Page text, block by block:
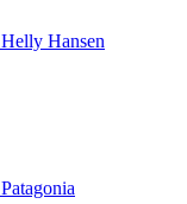
Helly Hansen
Patagonia